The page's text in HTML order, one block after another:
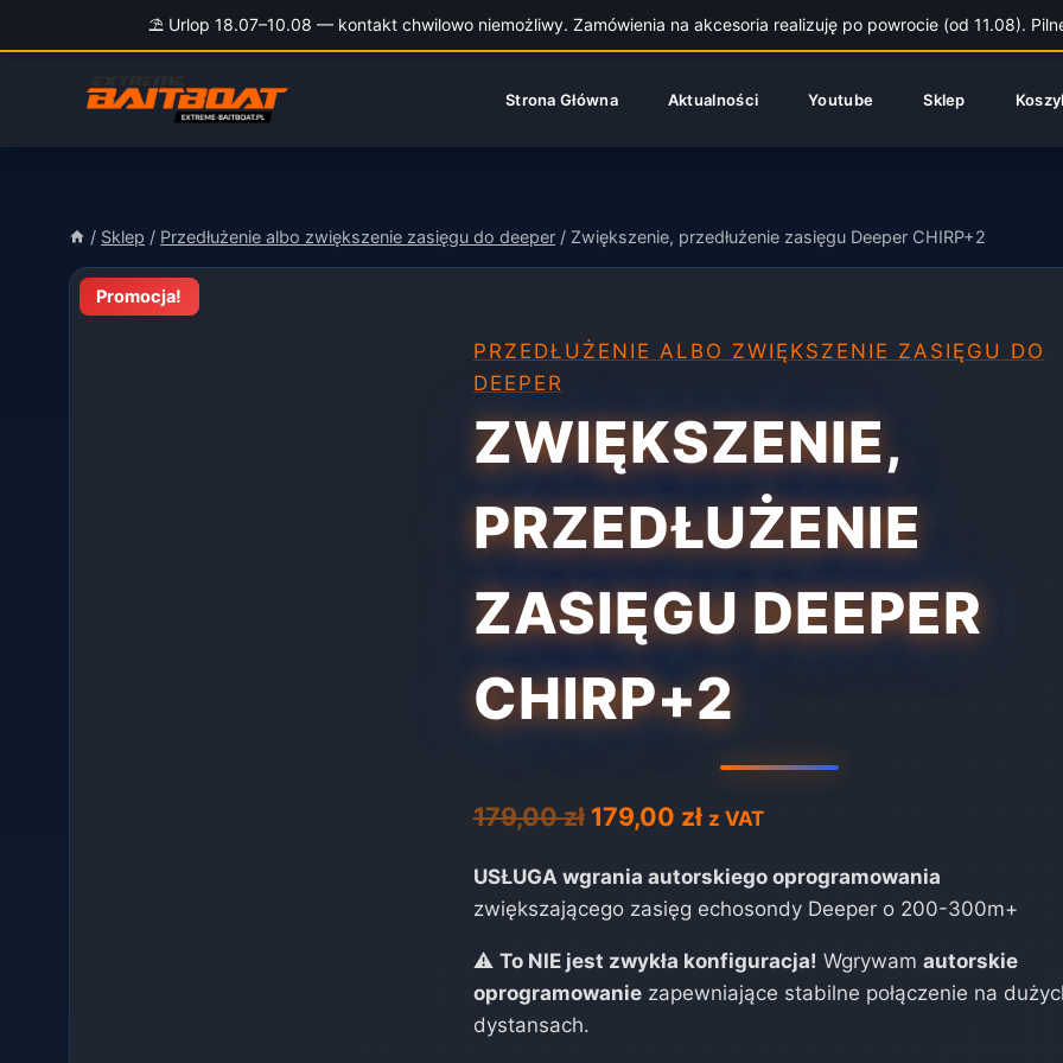
⛱️ Urlop 18.07–10.08 — kontakt chwilowo niemożliwy. Zamówienia na akcesoria realizuję po powrocie (od 11.08).
Strona Główna Aktualności Youtube Sklep
/ Sklep / Przedłużenie albo zwiększenie zasięgu do deeper / Zwiększenie, przedłużenie zasięgu Deeper CHIRP+2
Promocja!
PRZEDŁUŻENIE ALBO ZWIĘKSZENIE ZASIĘGU DO
DEEPER
ZWIĘKSZENIE,
PRZEDŁUŻENIE
ZASIĘGU DEEPER
CHIRP+2
179,00zł Pierwotna
wynosiła:
179,00 złAktualna
wynosi:
z VAT
USŁUGA wgrania autorskiego oprogramowania
zwiększającego zasięg echosondy Deeper o 200-300m+
⚠️ To NIE jest zwykła konfiguracja! Wgrywam autorskie
oprogramowaniezapewniające stabilne połączenie na
dystansach.